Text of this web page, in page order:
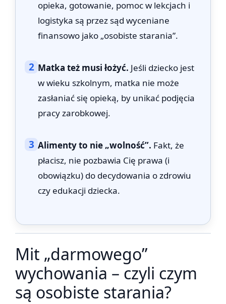
opieka, gotowanie, pomoc w lekcjach i
logistyka są przez sąd wyceniane
finansowo jako „osobiste starania”.
2 Matka też musi łożyć. Jeśli dziecko jest
w wieku szkolnym, matka nie może
zasłaniać się opieką, by unikać podjęcia
pracy zarobkowej.
3 Alimenty to nie „wolność”. Fakt, że
płacisz, nie pozbawia Cię prawa (i
obowiązku) do decydowania o zdrowiu
czy edukacji dziecka.
Mit „darmowego”
wychowania – czyli czym
są osobiste starania?